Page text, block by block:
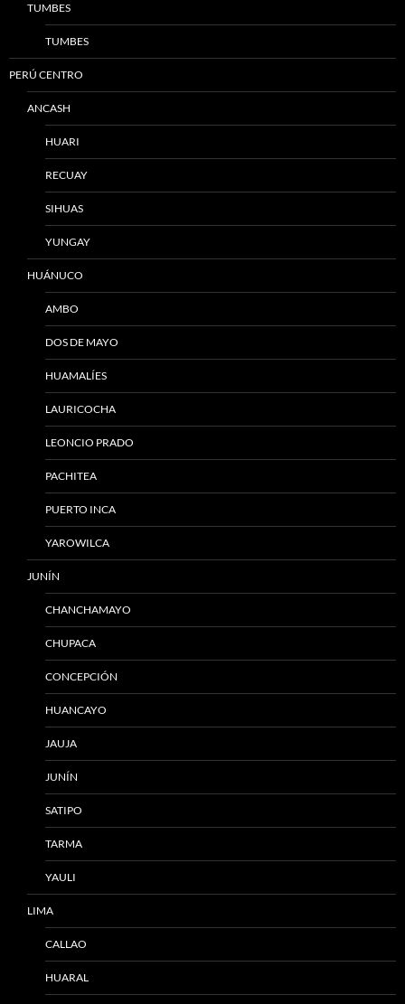
TUMBES
TUMBES
PERÚ CENTRO
ANCASH
HUARI
RECUAY
SIHUAS
YUNGAY
HUÁNUCO
AMBO
DOS DE MAYO
HUAMALÍES
LAURICOCHA
LEONCIO PRADO
PACHITEA
PUERTO INCA
YAROWILCA
JUNÍN
CHANCHAMAYO
CHUPACA
CONCEPCIÓN
HUANCAYO
JAUJA
JUNÍN
SATIPO
TARMA
YAULI
LIMA
CALLAO
HUARAL